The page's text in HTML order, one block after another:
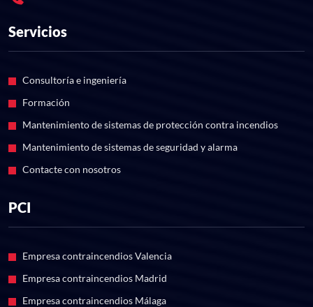
Servicios
Consultoría e ingeniería
Formación
Mantenimiento de sistemas de protección contra incendios
Mantenimiento de sistemas de seguridad y alarma
Contacte con nosotros
PCI
Empresa contraincendios Valencia
Empresa contraincendios Madrid
Empresa contraincendios Málaga